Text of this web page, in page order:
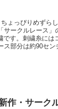
ょっぴりめずら
サークルレース
す。刺繍糸には
部分は約90セン
作・サーク